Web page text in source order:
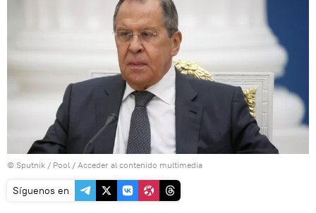
© Sputnik / Pool / Acceder al contenido multimedia
Síguenos en